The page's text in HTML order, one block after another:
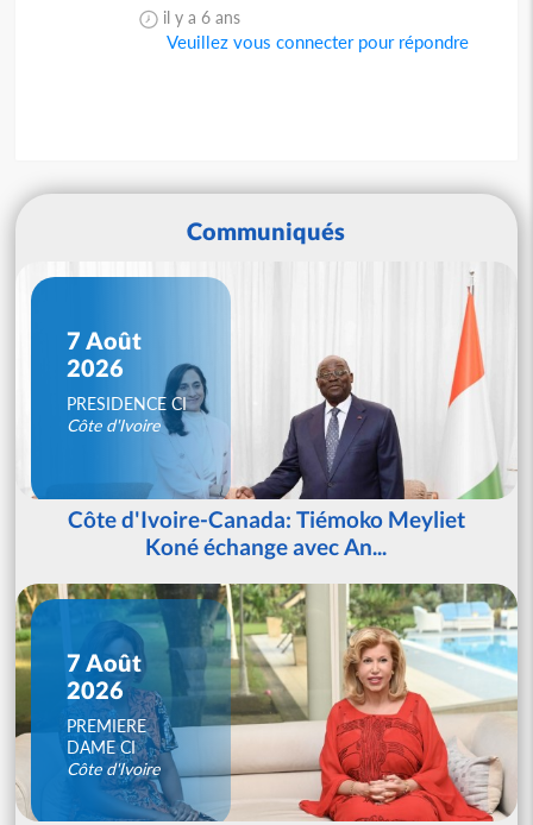
il y a 6 ans
Veuillez vous connecter pour répondre
Communiqués
7 Août
2026
PRESIDENCE CI
Côte d'Ivoire
Côte d'Ivoire-Canada: Tiémoko Meyliet
Koné échange avec An...
7 Août
2026
PREMIERE
DAME CI
Côte d'Ivoire